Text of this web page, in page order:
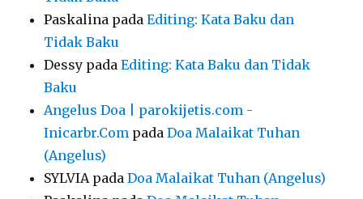
Paskalina padaEditing: Kata Baku dan
Tidak Baku
Dessy padaEditing: Kata Baku dan Tidak
Baku
Angelus Doa | parokijetis.com -
Inicarbr.Com padaDoa Malaikat Tuhan
(Angelus)
SYLVIA padaDoa Malaikat Tuhan (Angelus)